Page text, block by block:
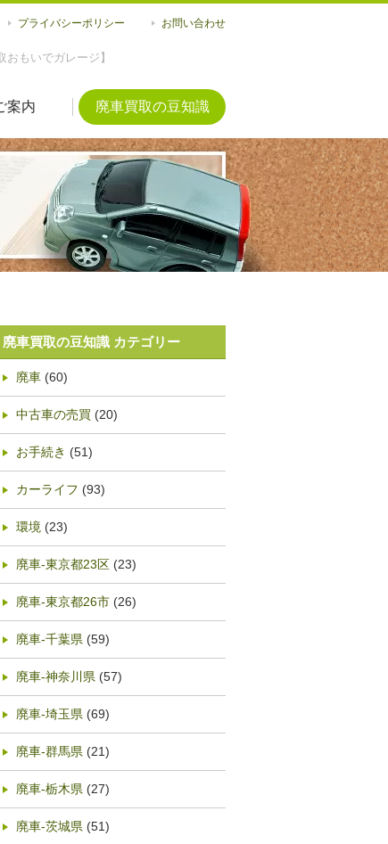
もいでガレージ】
プライバシーポリシー お問い合わせ
案内 廃車買取の豆知識
廃車買取の豆知識 カテゴリー
廃車 (60)
中古車の売買 (20)
お手続き (51)
カーライフ (93)
環境 (23)
廃車-東京都23区 (23)
廃車-東京都26市 (26)
廃車-千葉県 (59)
廃車-神奈川県 (57)
廃車-埼玉県 (69)
廃車-群馬県 (21)
廃車-栃木県 (27)
廃車-茨城県 (51)